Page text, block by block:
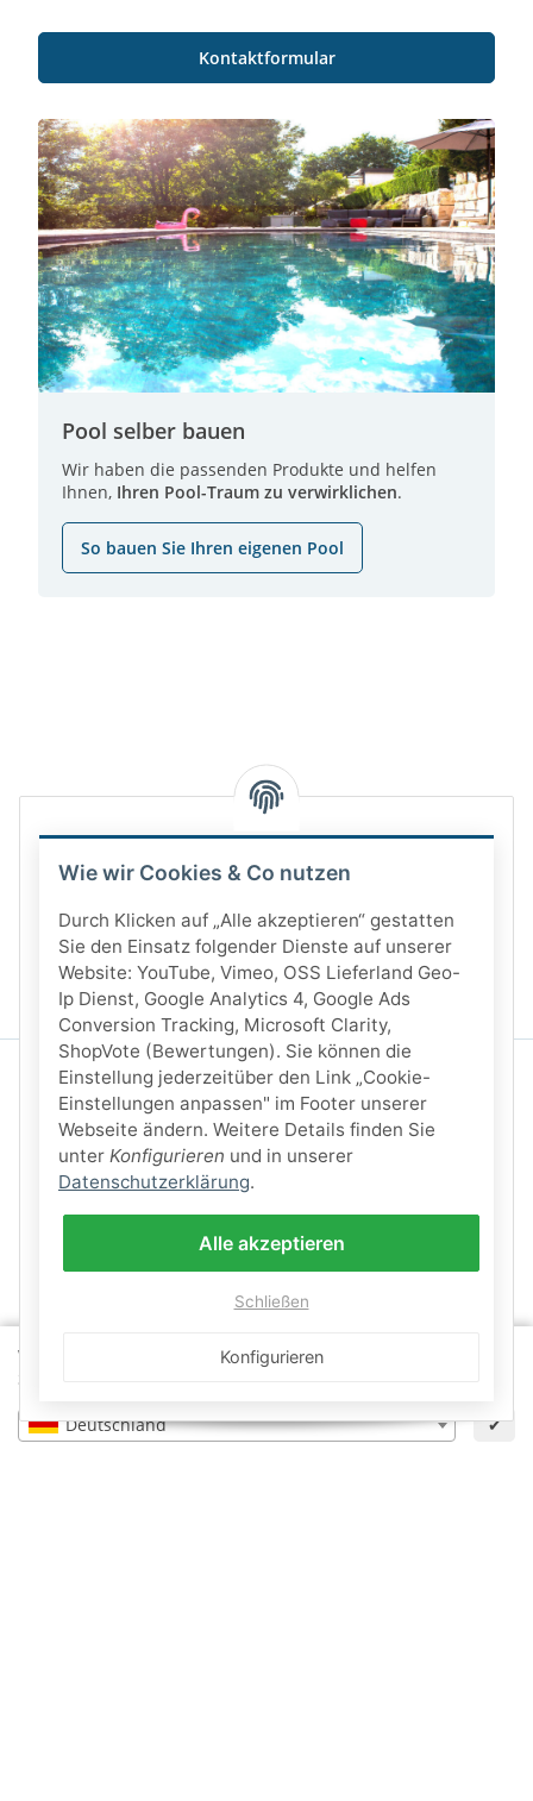
Wähle dein Lieferland, um Preise und Artikel für deinen
Standort zu sehen.
Deutschland ✔
Kontaktformular
Pool selber bauen
Wir haben die passenden Produkte und helfen
Ihnen, Ihren Pool-Traum zu verwirklichen.
So bauen Sie Ihren eigenen Pool
Wie wir Cookies & Co nutzen
Durch Klicken auf „Alle akzeptieren“ gestatten
Sie den Einsatz folgender Dienste auf unserer
Website: YouTube, Vimeo, OSS Lieferland Geo-
Ip Dienst, Google Analytics 4, Google Ads
Conversion Tracking, Microsoft Clarity,
ShopVote (Bewertungen). Sie können die
Einstellung jederzeitüber den Link „Cookie-
Einstellungen anpassen" im Footer unserer
Webseite ändern. Weitere Details finden Sie
unter Konfigurieren und in unserer
Datenschutzerklärung.
Alle akzeptieren
Schließen
Konfigurieren